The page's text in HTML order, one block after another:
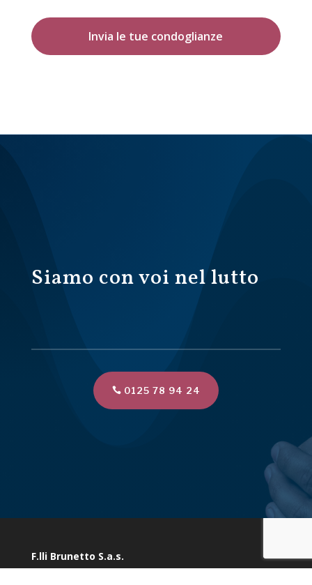
Invia le tue condoglianze
Siamo con voi nel lutto
0125 78 94 24
F.lli Brunetto S.a.s.
Via Marconi 10